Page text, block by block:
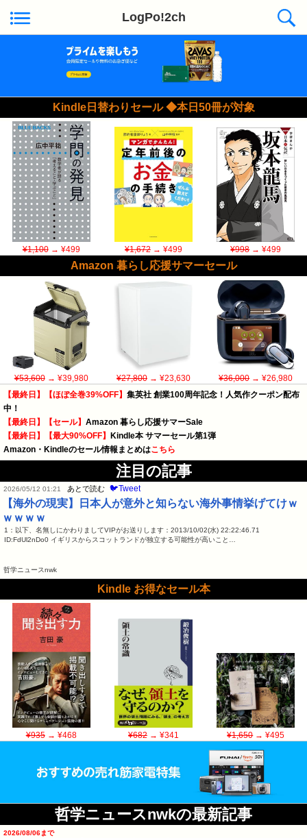
LogPo!2ch
Kindle日替わりセール ◆本日50冊が対象
¥1,100→ ¥499 ¥1,672→ ¥499 ¥998→ ¥499
Amazon 暮らし応援サマーセール
¥53,600→ ¥39,980 ¥27,800→ ¥23,630 ¥36,000→ ¥26,980
【最終日】【ほぼ全巻39%OFF】 集英社 創業100周年記念！人気作クーポン配布
中！
【最終日】【セール】 Amazon 暮らし応援サマーSale
【最終日】【最大90%OFF】 Kindle本 サマーセール第1弾
Amazon・Kindleのセール情報まとめはこちら
注目の記事
2026/05/12 01:21 あとで読む 🐦Tweet
【海外の現実】日本人が意外と知らない海外事情挙げてけｗ
ｗｗｗｗ
1：以下、名無しにかわりましてVIPがお送りします：2013/10/02(水) 22:22:46.71
ID:FdUl2nDo0 イギリスからスコットランドが独立する可能性が高いこと…
哲学ニュースnwk
Kindle お得なセール本
¥935→ ¥468 ¥682→ ¥341 ¥1,650→ ¥495
哲学ニュースnwkの最新記事
2026/08/06まで